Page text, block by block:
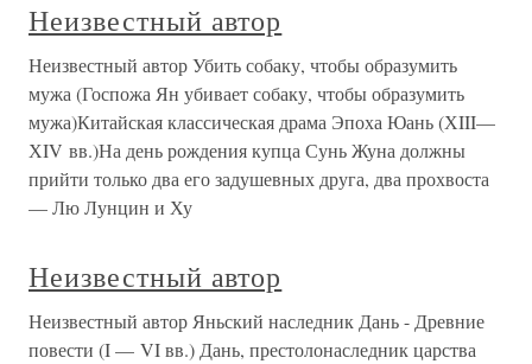
Неизвестный автор
Неизвестный автор Убить собаку, чтобы образумить
мужа (Госпожа Ян убивает собаку, чтобы образумить
мужа)Китайская классическая драма Эпоха Юань (ХIII—
ХIV вв.)На день рождения купца Сунь Жуна должны
прийти только два его задушевных друга, два прохвоста
— Лю Лунцин и Ху
Неизвестный автор
Неизвестный автор Яньский наследник Дань - Древние
повести (I — VI вв.) Дань, престолонаследник царства